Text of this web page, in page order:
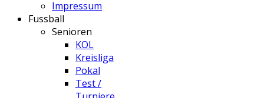
Impressum
Fussball
Senioren
KOL
Kreisliga
Pokal
Test /